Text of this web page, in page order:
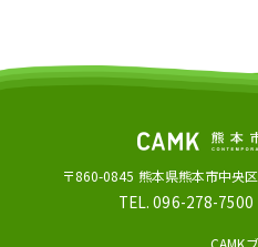
〒860-0845 熊本県熊本市中央
TEL. 096-278-7500